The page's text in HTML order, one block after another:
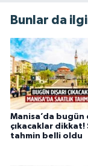
Bunlar da
Manisa’da bugün
çıkacaklar dikkat!
tahmin belli oldu